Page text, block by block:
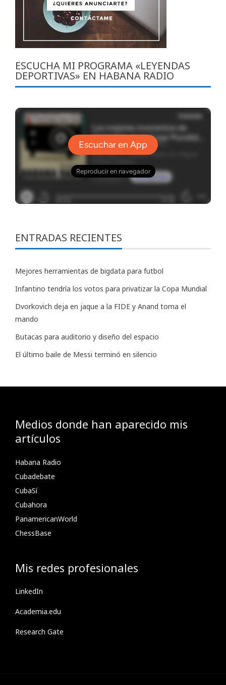
ESCUCHA MI PROGRAMA «LEYENDAS
DEPORTIVAS» EN HABANA RADIO
ENTRADAS RECIENTES
Mejores herramientas de bigdata para futbol
Infantino tendría los votos para privatizar la Copa Mundial
Dvorkovich deja en jaque a la FIDE y Anand toma el
mando
Butacas para auditorio y diseño del espacio
El último baile de Messi terminó en silencio
Medios donde han aparecido mis
artículos
Habana Radio
Cubadebate
CubaSí
Cubahora
PanamericanWorld
ChessBase
Mis redes profesionales
LinkedIn
Academia.edu
Research Gate